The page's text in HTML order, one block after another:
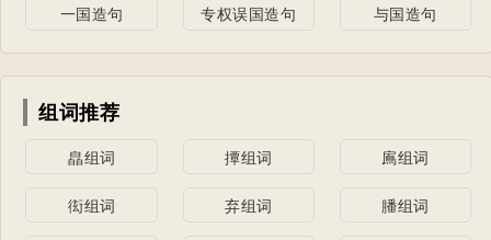
一国造句 专权误国造句 与国造句
组词推荐
皛组词 撢组词 鳸组词
衒组词 弃组词 膰组词